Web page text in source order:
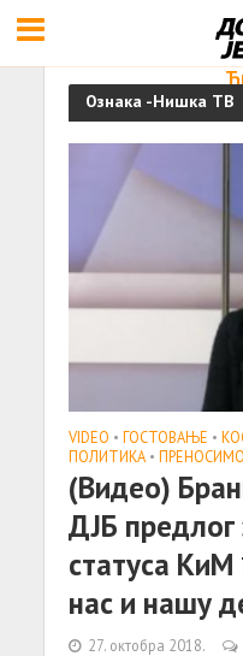
Ознака -Нишка ТВ
VIDEO • ГОСТОВАЊЕ •
ПОЛИТИКА • ПРЕНОСИМО
(Видео)
ДЈБ
статуса
нас и нашу
27. октобра 2018.